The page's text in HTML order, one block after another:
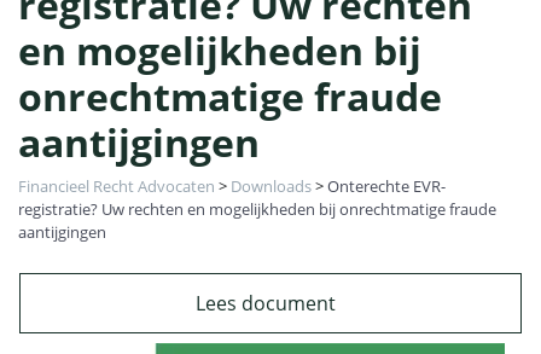
en mogelijkheden bij
onrechtmatige fraude
aantijgingen
Financieel Recht Advocaten > Downloads>Onterechte EVR-
registratie? Uw rechten en mogelijkheden bij onrechtmatige fraude
aantijgingen
Lees document